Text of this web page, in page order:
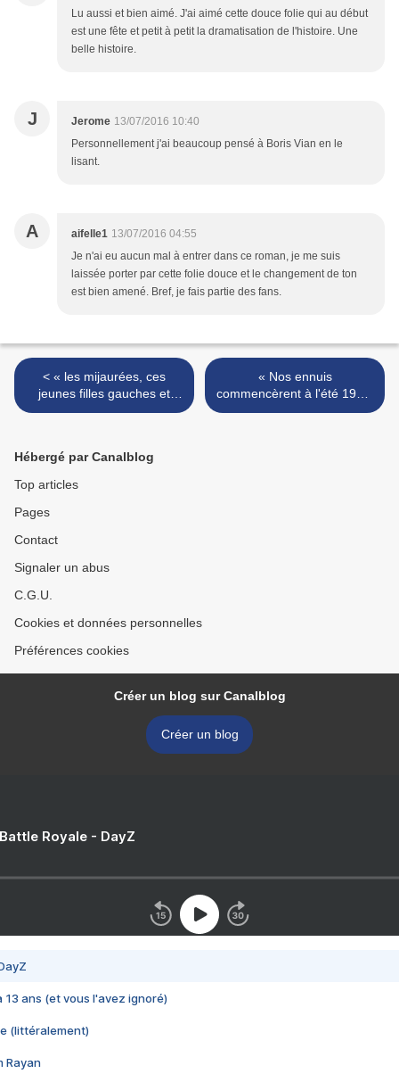
Lu aussi et bien aimé. J'ai aimé cette douce folie qui au début
est une fête et petit à petit la dramatisation de l'histoire. Une
belle histoire.
J Jerome 13/07/2016 10:40
Personnellement j'ai beaucoup pensé à Boris Vian en le
lisant.
A aifelle1 13/07/2016 04:55
Je n'ai eu aucun mal à entrer dans ce roman, je me suis
laissée porter par cette folie douce et le changement de ton
est bien amené. Bref, je fais partie des fans.
< « les mijaurées, ces
jeunes filles gauches et
décalées, ensemble contre
« Nos ennuis
commencèrent à l'été 1914,
l'année de mes trente-cinq
Hébergé par Canalblog
Top articles
Pages
Contact
Signaler un abus
C.G.U.
Cookies et données personnelles
Préférences cookies
Créer un blog sur Canalblog
Créer un blog
Royale - DayZ
13 ans (et vous l'avez ignoré)
(littéralement)
Rayan